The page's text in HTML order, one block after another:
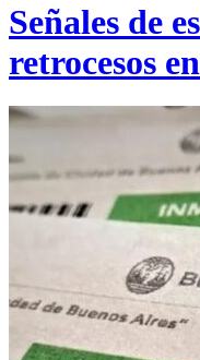
Señales de
retrocesos